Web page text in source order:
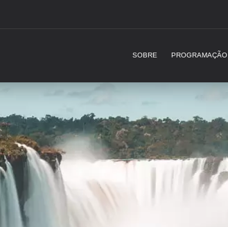
SOBRE PROGRAMAÇÃO